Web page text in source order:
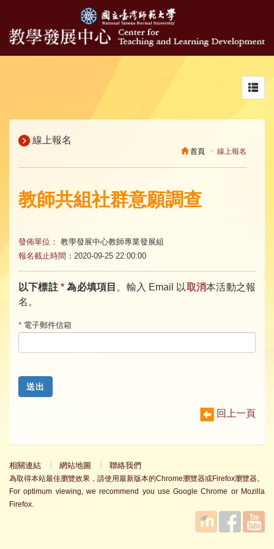
線上報名
首頁 線上報名
教師共組社群意願調查
發佈單位： 教學發展中心教師專業發展組
報名截止時間： 2020-09-25 22:00:00
以下標註* 為必填項目 。輸入 Email 以取消本活動之報
名。
* 電子郵件信箱
回上一頁
相關連結 網站地圖 聯絡我們
為取得本站最佳瀏覽效果，請使用最新版本的Chrome瀏覽器或Firefox瀏覽器。
For optimum viewing, we recommend you use Google Chrome or Mozilla
Firefox.